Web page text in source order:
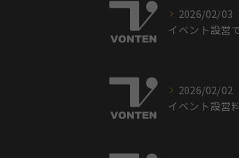
2026/02/03
2026/02/02